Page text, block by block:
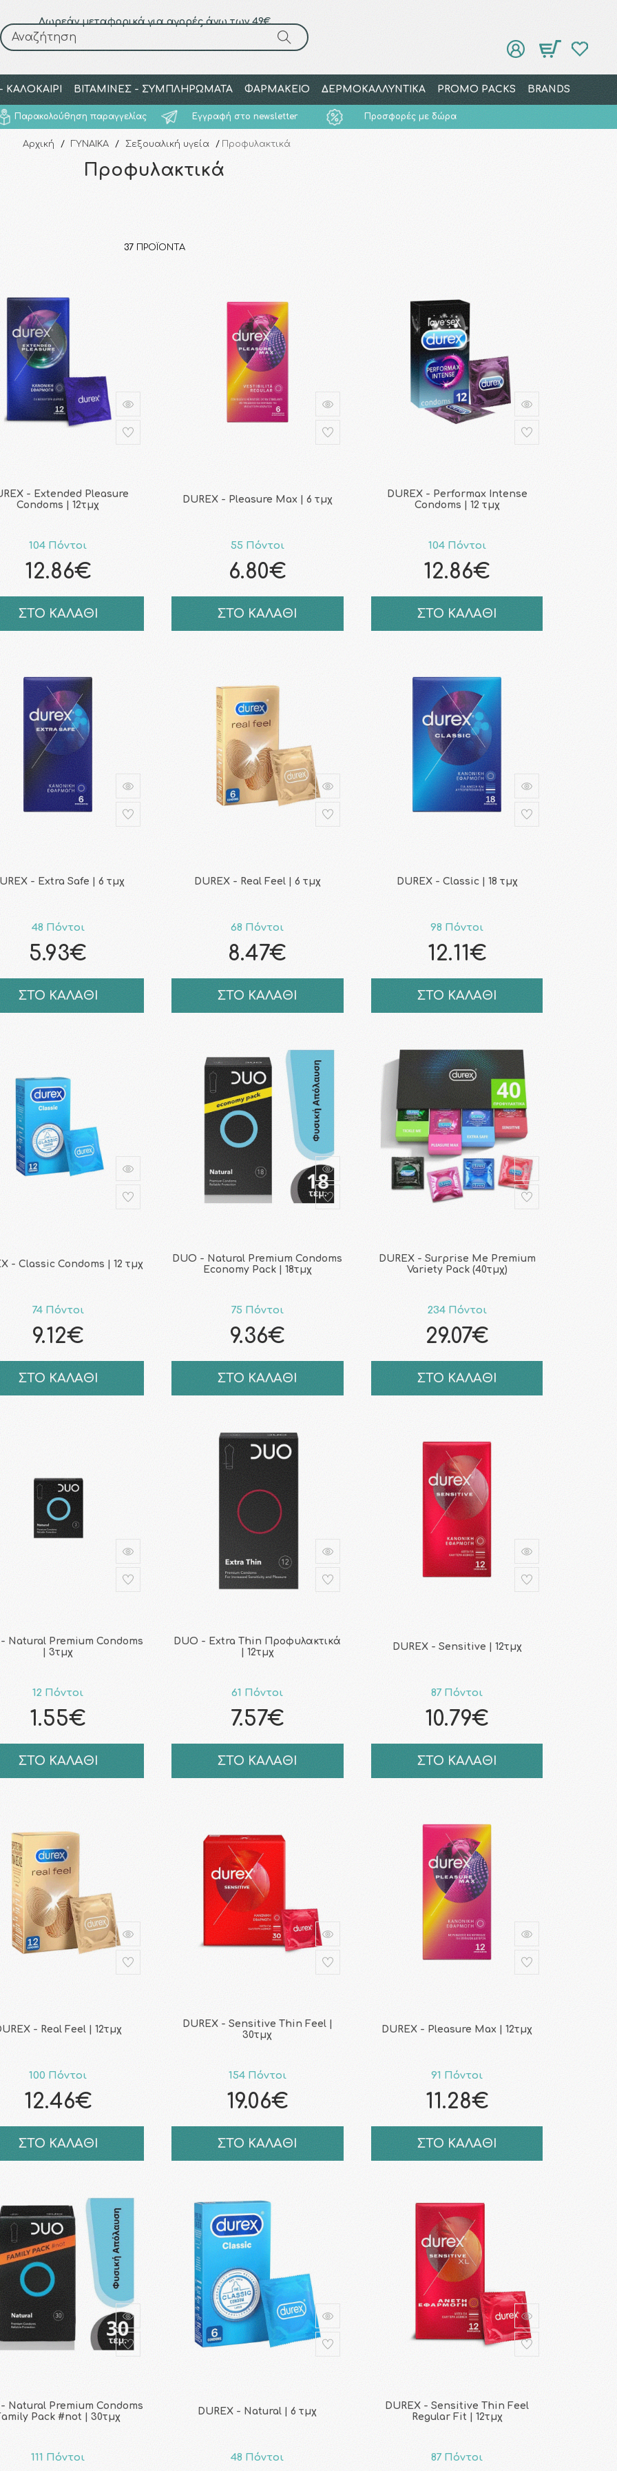
Δωρεάν μεταφορικά για αγορές άνω των 49€
Αναζήτηση
ΒΙΤΑΜΙΝΕΣ - ΣΥΜΠΛΗΡΩΜΑΤΑ ΦΑΡΜΑΚΕΙΟ ΔΕΡΜΟΚΑΛΛΥΝΤΙΚΑ PROMO PACKS BRANDS
Παρακολούθηση παραγγελίας Εγγραφή στο newsletter Προσφορές με δώρα
Αναζήτηση
Αρχική / ΓΥΝΑΙΚΑ / Σεξουαλική υγεία / Προφυλακτικά
Προφυλακτικά
37ΠΡΟΪΌΝΤΑ
- Extended Pleasure
Condoms | 12τμχ
104 Πόντοι
12.86€
ΣΤΟ ΚΑΛΑΘΙ
DUREX - Pleasure Max | 6 τμχ
55 Πόντοι
6.80€
ΣΤΟ ΚΑΛΑΘΙ
DUREX - Performax Intense
Condoms | 12 τμχ
104 Πόντοι
12.86€
ΣΤΟ ΚΑΛΑΘΙ
- Extra Safe | 6 τμχ
48 Πόντοι
5.93€
ΣΤΟ ΚΑΛΑΘΙ
DUREX - Real Feel | 6 τμχ
68 Πόντοι
8.47€
ΣΤΟ ΚΑΛΑΘΙ
DUREX - Classic | 18 τμχ
98 Πόντοι
12.11€
ΣΤΟ ΚΑΛΑΘΙ
- Classic Condoms | 12 τμχ
74 Πόντοι
9.12€
ΣΤΟ ΚΑΛΑΘΙ
DUO - Natural Premium Condoms
Economy Pack | 18τμχ
75 Πόντοι
9.36€
ΣΤΟ ΚΑΛΑΘΙ
DUREX - Surprise Me Premium
Variety Pack (40τμχ)
234 Πόντοι
29.07€
ΣΤΟ ΚΑΛΑΘΙ
Natural Premium Condoms
| 3τμχ
12 Πόντοι
1.55€
ΣΤΟ ΚΑΛΑΘΙ
DUO - Extra Thin Προφυλακτικά
| 12τμχ
61 Πόντοι
7.57€
ΣΤΟ ΚΑΛΑΘΙ
DUREX - Sensitive | 12τμχ
87 Πόντοι
10.79€
ΣΤΟ ΚΑΛΑΘΙ
- Real Feel | 12τμχ
100 Πόντοι
12.46€
ΣΤΟ ΚΑΛΑΘΙ
DUREX - Sensitive Thin Feel |
30τμχ
154 Πόντοι
19.06€
ΣΤΟ ΚΑΛΑΘΙ
DUREX - Pleasure Max | 12τμχ
91 Πόντοι
11.28€
ΣΤΟ ΚΑΛΑΘΙ
Natural Premium Condoms
Pack #not | 30τμχ
111 Πόντοι
DUREX - Natural | 6 τμχ
48 Πόντοι
DUREX - Sensitive Thin Feel
Regular Fit | 12τμχ
87 Πόντοι